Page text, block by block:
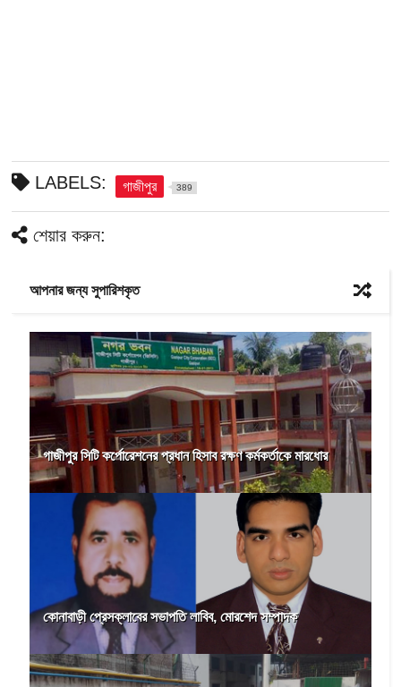
LABELS: গাজীপুর 389
শেয়ার করুন:
আপনার জন্য সুপারিশকৃত
গাজীপুর সিটি কর্পোরেশনের প্রধান হিসাব রক্ষণ কর্মকর্তাকে মারধোর
কোনাবাড়ী প্রেসক্লাবের সভাপতি লাবিব, মোরশেদ সম্পাদক